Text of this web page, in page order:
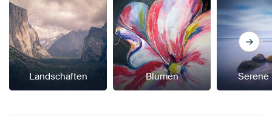
Landschaften Blumen Serene